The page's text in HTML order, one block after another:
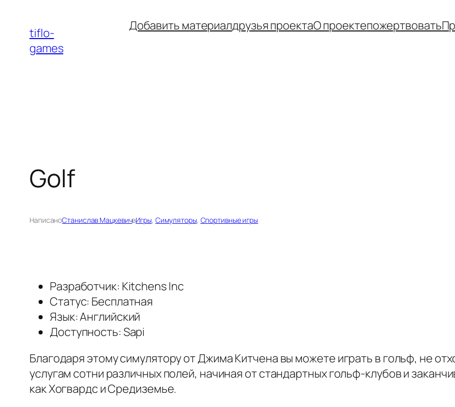
содержимому
tiflo-
games
Добавить материалдрузья проектаО проектепожертвовать
Golf
НаписаноСтанислав МацкевичвИгры, Симуляторы, Спортивные игры
Разработчик: Kitchens Inc
Статус: Бесплатная
Язык: Английский
Доступность: Sapi
Благодаря этому симулятору от Джима Китчена вы можете играть в гольф, не
услугам сотни различных полей, начиная от стандартных гольф-клубов и
как Хогвардс и Средиземье.